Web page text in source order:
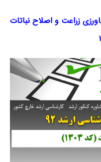
تست کارشناسی ارشد ۹۲ کشاورزی زراعت و اصلاح نباتات